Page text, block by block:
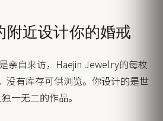
附近设计你的婚戒
亲自来访，Haejin Jewelry的每枚
没有库存可供浏览。你设计的是世
一无二的作品。